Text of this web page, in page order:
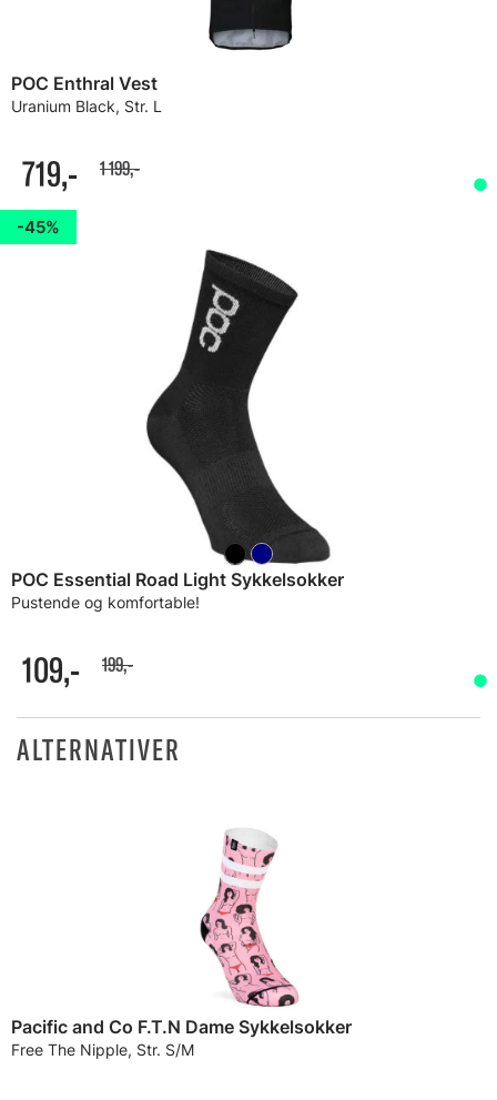
POC Enthral Vest
Uranium Black, Str. L
719,- 1 199,-
45%
POC Essential Road Light Sykkelsokker
Pustende og komfortable!
109,- 199,-
ALTERNATIVER
Pacific and Co F.T.N Dame Sykkelsokker
Free The Nipple, Str. S/M